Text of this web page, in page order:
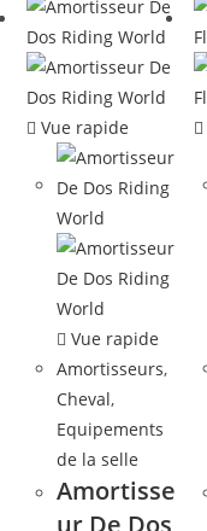
Vue rapide
Vue rapide
Amortisseurs,
Cheval,
Equipements
de la selle
Amortisse
ur De Dos